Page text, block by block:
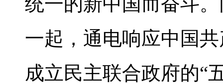
一起，通电响应中国
成立民主联合政府的“